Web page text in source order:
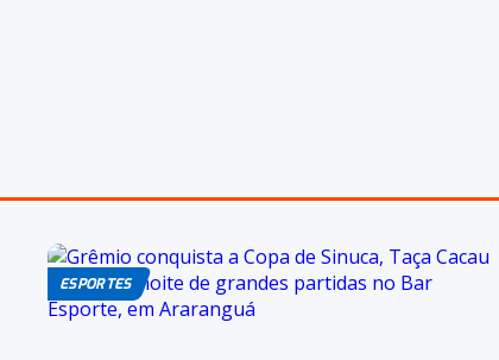
ESPORTES